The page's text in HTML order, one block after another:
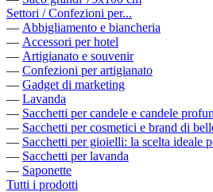
Settori / Confezioni per...
— Abbigliamento e biancheria
— Accessori per hotel
— Artigianato e souvenir
— Confezioni per artigianato
— Gadget di marketing
— Lavanda
— Sacchetti per candele e candele
— Sacchetti per cosmetici e brand di
— Sacchetti per gioielli: la scelta ideale
— Sacchetti per lavanda
— Saponette
Tutti i prodotti